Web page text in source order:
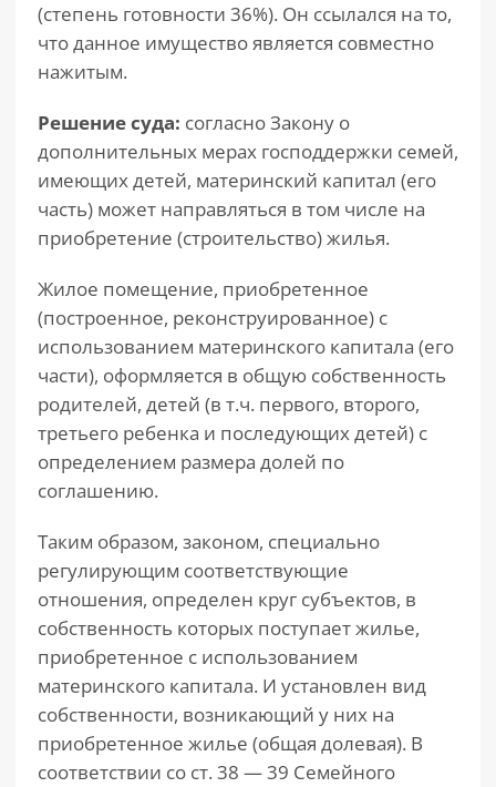
(степень готовности 36%). Он ссылался на то,
что данное имущество является совместно
нажитым.
Решение суда: согласно Закону о
дополнительных мерах господдержки семей,
имеющих детей, материнский капитал (его
часть) может направляться в том числе на
приобретение (строительство) жилья.
Жилое помещение, приобретенное
(построенное, реконструированное) с
использованием материнского капитала (его
части), оформляется в общую собственность
родителей, детей (в т.ч. первого, второго,
третьего ребенка и последующих детей) с
определением размера долей по
соглашению.
Таким образом, законом, специально
регулирующим соответствующие
отношения, определен круг субъектов, в
собственность которых поступает жилье,
приобретенное с использованием
материнского капитала. И установлен вид
собственности, возникающий у них на
приобретенное жилье (общая долевая). В
соответствии со ст. 38 — 39 Семейного